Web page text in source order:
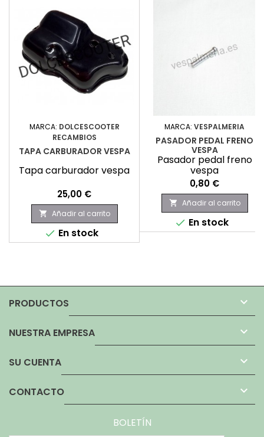
MARCA: DOLCESCOOTER
RECAMBIOS
TAPA CARBURADOR VESPA
Tapa carburador vespa
Precio
25,00 €
 Añadir al carrito
 En stock
MARCA: VESPALMERIA
PASADOR PEDAL FRENO
VESPA
Pasador pedal freno
vespa
Precio
0,80 €
 Añadir al carrito
 En stock
PRODUCTOS 
NUESTRA EMPRESA 
SU CUENTA 
CONTACTO 
BOLETÍN